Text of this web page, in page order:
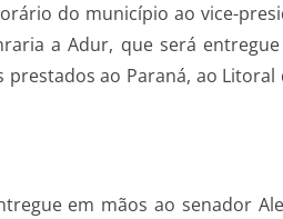
do município ao vice-
a Adur, que será
ao Paraná, ao Litoral
em mãos ao senador